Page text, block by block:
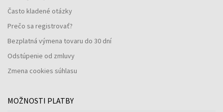
Často kladené otázky
Prečo sa registrovať?
Bezplatná výmena tovaru do 30 dní
Odstúpenie od zmluvy
Zmena cookies súhlasu
MOŽNOSTI PLATBY